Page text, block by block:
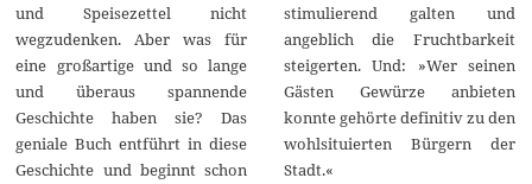
und Speisezettel nicht
wegzudenken. Aber was für
eine großartige und so lange
und überaus spannende
Geschichte haben sie? Das
geniale Buch entführt in diese
Geschichte und beginnt schon
stimulierend galten und
angeblich die Fruchtbarkeit
steigerten. Und: »Wer seinen
Gästen Gewürze anbieten
konnte gehörte definitiv zu den
wohlsituierten Bürgern der
Stadt.«